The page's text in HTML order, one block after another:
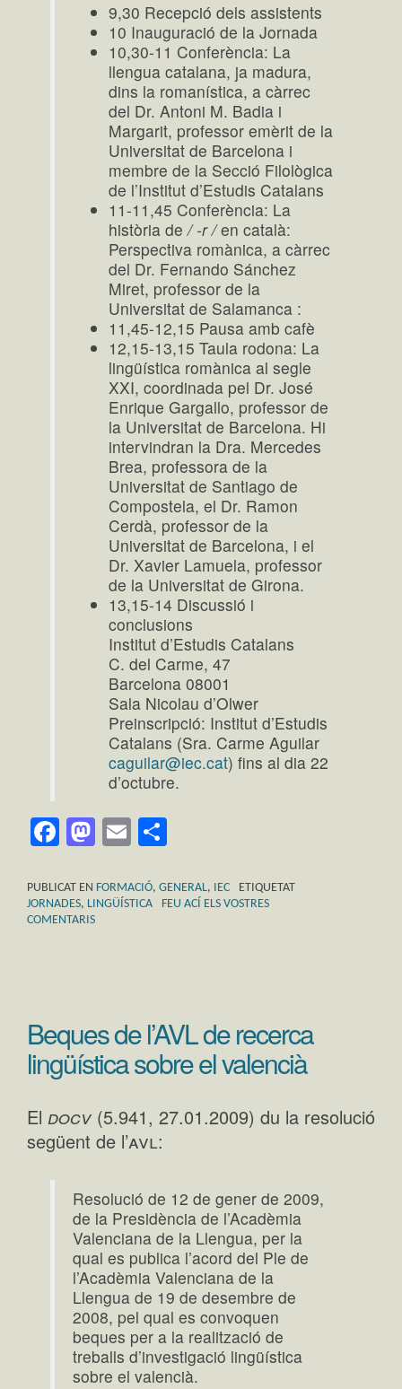
9,30 Recepció dels assistents
10 Inauguració de la Jornada
10,30-11 Conferència: La
llengua catalana, ja madura,
dins la romanística, a càrrec
del Dr. Antoni M. Badia i
Margarit, professor emèrit de la
Universitat de Barcelona i
membre de la Secció Filològica
de l’Institut d’Estudis Catalans
11-11,45 Conferència: La
història de/ -r /en català:
Perspectiva romànica, a càrrec
del Dr. Fernando Sánchez
Miret, professor de la
Universitat de Salamanca :
11,45-12,15 Pausa amb cafè
12,15-13,15 Taula rodona: La
lingüística romànica al segle
XXI, coordinada pel Dr. José
Enrique Gargallo, professor de
la Universitat de Barcelona. Hi
intervindran la Dra. Mercedes
Brea, professora de la
Universitat de Santiago de
Compostela, el Dr. Ramon
Cerdà, professor de la
Universitat de Barcelona, i el
Dr. Xavier Lamuela, professor
de la Universitat de Girona.
13,15-14 Discussió i
conclusions
Institut d’Estudis Catalans
C. del Carme, 47
Barcelona 08001
Sala Nicolau d’Olwer
Preinscripció: Institut d’Estudis
Catalans (Sra. Carme Aguilar
caguilar@iec.cat) fins al dia 22
d’octubre.
Facebook
Mastodon
Email
PUBLICAT EN FORMACIÓ, GENERAL, IEC
ETIQUETAT
JORNADES, LINGÜÍSTICA
FEU ACÍ ELS VOSTRES
COMENTARIS
Beques de l’AVL de recerca
lingüística sobre el valencià
El docv (5.941, 27.01.2009) du la resolució
següent de l’avl:
Resolució de 12 de gener de 2009,
de la Presidència de l’Acadèmia
Valenciana de la Llengua, per la
qual es publica l’acord del Ple de
l’Acadèmia Valenciana de la
Llengua de 19 de desembre de
2008, pel qual es convoquen
beques per a la realització de
treballs d’investigació lingüística
sobre el valencià.